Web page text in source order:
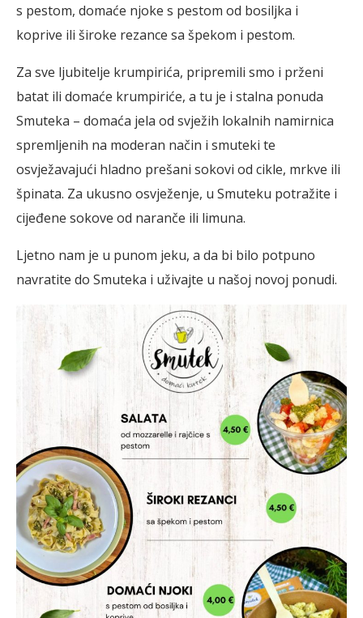
s pestom, domaće njoke s pestom od bosiljka i
koprive ili široke rezance sa špekom i pestom.
Za sve ljubitelje krumpirića, pripremili smo i prženi
batat ili domaće krumpiriće, a tu je i stalna ponuda
Smuteka – domaća jela od svježih lokalnih namirnica
spremljenih na moderan način i smuteki te
osvježavajući hladno prešani sokovi od cikle, mrkve ili
špinata. Za ukusno osvježenje, u Smuteku potražite i
cijeđene sokove od naranče ili limuna.
Ljetno nam je u punom jeku, a da bi bilo potpuno
navratite do Smuteka i uživajte u našoj novoj ponudi.